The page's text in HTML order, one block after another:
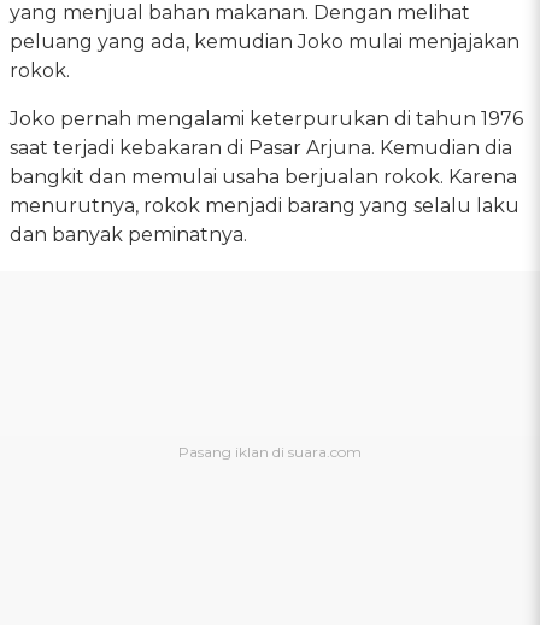
yang menjual bahan makanan. Dengan melihat
peluang yang ada, kemudian Joko mulai menjajakan
rokok.
Joko pernah mengalami keterpurukan di tahun 1976
saat terjadi kebakaran di Pasar Arjuna. Kemudian dia
bangkit dan memulai usaha berjualan rokok. Karena
menurutnya, rokok menjadi barang yang selalu laku
dan banyak peminatnya.